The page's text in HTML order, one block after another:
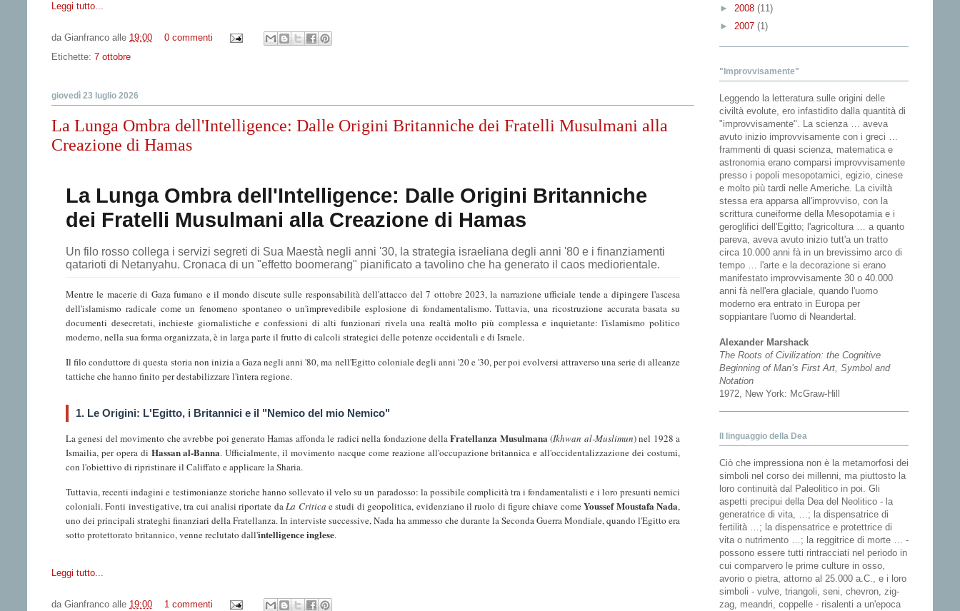
Leggi tutto...
da Gianfranco alle 19:00
0 commenti
Etichette: 7 ottobre
giovedì 23 luglio 2026
La Lunga Ombra dell'Intelligence: Dalle Origini Britanniche dei Fratelli Musulmani alla
Creazione di Hamas
La Lunga Ombra dell'Intelligence: Dalle Origini Britanniche
dei Fratelli Musulmani alla Creazione di Hamas
Un filo rosso collega i servizi segreti di Sua Maestà negli anni '30, la strategia israeliana degli anni '80 e i finanziamenti
qatarioti di Netanyahu. Cronaca di un "effetto boomerang" pianificato a tavolino che ha generato il caos mediorientale.
Mentre le macerie di Gaza fumano e il mondo discute sulle responsabilità dell'attacco del 7 ottobre 2023, la narrazione ufficiale tende a dipingere l'ascesa
dell'islamismo radicale come un fenomeno spontaneo o un'imprevedibile esplosione di fondamentalismo. Tuttavia, una ricostruzione accurata basata su
documenti desecretati, inchieste giornalistiche e confessioni di alti funzionari rivela una realtà molto più complessa e inquietante: l'islamismo politico
moderno, nella sua forma organizzata, è in larga parte il frutto di calcoli strategici delle potenze occidentali e di Israele.
Il filo conduttore di questa storia non inizia a Gaza negli anni '80, ma nell'Egitto coloniale degli anni '20 e '30, per poi evolversi attraverso una serie di alleanze
tattiche che hanno finito per destabilizzare l'intera regione.
1. Le Origini: L'Egitto, i Britannici e il "Nemico del mio Nemico"
La genesi del movimento che avrebbe poi generato Hamas affonda le radici nella fondazione dellaFratellanza Musulmana (Ikhwan al-Muslimun) nel 1928 a
Ismailia, per opera di Hassan al-Banna. Ufficialmente, il movimento nacque come reazione all'occupazione britannica e all'occidentalizzazione dei costumi,
con l'obiettivo di ripristinare il Califfato e applicare la Sharia.
Tuttavia, recenti indagini e testimonianze storiche hanno sollevato il velo su un paradosso: la possibile complicità tra i fondamentalisti e i loro presunti nemici
coloniali. Fonti investigative, tra cui analisi riportate daLa Critica e studi di geopolitica, evidenziano il ruolo di figure chiave comeYoussef Moustafa Nada,
uno dei principali strateghi finanziari della Fratellanza. In interviste successive, Nada ha ammesso che durante la Seconda Guerra Mondiale, quando l'Egitto era
sotto protettorato britannico, venne reclutato dall'intelligence inglese.
Leggi tutto...
da Gianfranco alle 19:00
1 commenti
► 2008 (11)
► 2007 (1)
"Improvvisamente"
Leggendo la letteratura sulle origini delle
civiltà evolute, ero infastidito dalla quantità di
"improvvisamente". La scienza … aveva
avuto inizio improvvisamente con i greci …
frammenti di quasi scienza, matematica e
astronomia erano comparsi improvvisamente
presso i popoli mesopotamici, egizio, cinese
e molto più tardi nelle Americhe. La civiltà
stessa era apparsa all'improvviso, con la
scrittura cuneiforme della Mesopotamia e i
geroglifici dell'Egitto; l'agricoltura … a quanto
pareva, aveva avuto inizio tutt'a un tratto
circa 10.000 anni fà in un brevissimo arco di
tempo … l'arte e la decorazione si erano
manifestato improvvisamente 30 o 40.000
anni fà nell'era glaciale, quando l'uomo
moderno era entrato in Europa per
soppiantare l'uomo di Neandertal.
Alexander Marshack
The Roots of Civilization: the Cognitive
Beginning of Man’s First Art, Symbol and
Notation
1972, New York: McGraw-Hill
Il linguaggio della Dea
Ciò che impressiona non è la metamorfosi dei
simboli nel corso dei millenni, ma piuttosto la
loro continuità dal Paleolitico in poi. Gli
aspetti precipui della Dea del Neolitico - la
generatrice di vita, …; la dispensatrice di
fertilità …; la dispensatrice e protettrice di
vita o nutrimento …; la reggitrice di morte … -
possono essere tutti rintracciati nel periodo in
cui comparvero le prime culture in osso,
avorio o pietra, attorno al 25.000 a.C., e i loro
simboli - vulve, triangoli, seni, chevron, zig-
zag, meandri, coppelle - risalenti a un'epoca